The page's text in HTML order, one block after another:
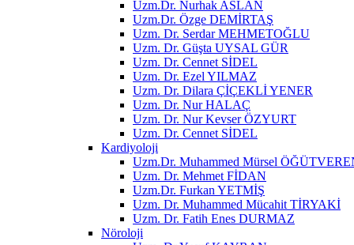
Uzm.Dr. Nurhak ASLAN
Uzm.Dr. Özge DEMİRTAŞ
Uzm. Dr. Serdar MEHMETOĞLU
Uzm. Dr. Güşta UYSAL GÜR
Uzm. Dr. Cennet SİDEL
Uzm. Dr. Ezel YILMAZ
Uzm. Dr. Dilara ÇİÇEKLİ YENER
Uzm. Dr. Nur HALAÇ
Uzm. Dr. Nur Kevser ÖZYURT
Uzm. Dr. Cennet SİDEL
Kardiyoloji
Uzm.Dr. Muhammed Mürsel
Uzm. Dr. Mehmet FİDAN
Uzm.Dr. Furkan YETMİŞ
Uzm. Dr. Muhammed Mücahit TİRYAKİ
Uzm. Dr. Fatih Enes DURMAZ
Nöroloji